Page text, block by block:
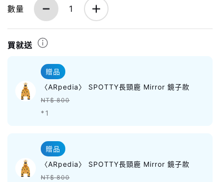
數量 1
買就送
贈品
〈ARpedia〉 SPOTTY長頸鹿 Mirror 鏡子款
NT$ 800
*1
贈品
〈ARpedia〉 SPOTTY長頸鹿 Mirror 鏡子款
NT$ 800